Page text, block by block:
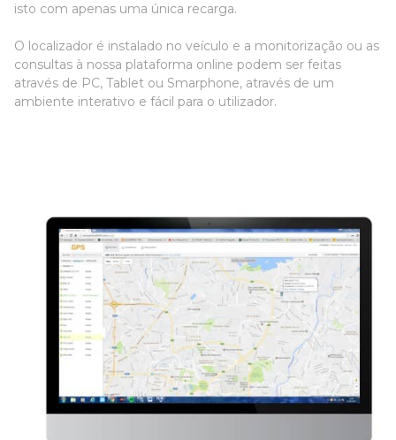
isto com apenas uma única recarga.
O localizador é instalado no veículo e a monitorização ou as
consultas à nossa plataforma online podem ser feitas
através de PC, Tablet ou Smarphone, através de um
ambiente interativo e fácil para o utilizador.